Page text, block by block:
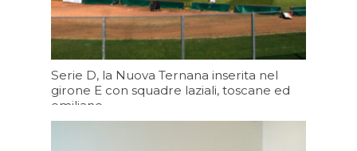
Serie D, la Nuova Ternana inserita nel
girone E con squadre laziali, toscane ed
emiliane